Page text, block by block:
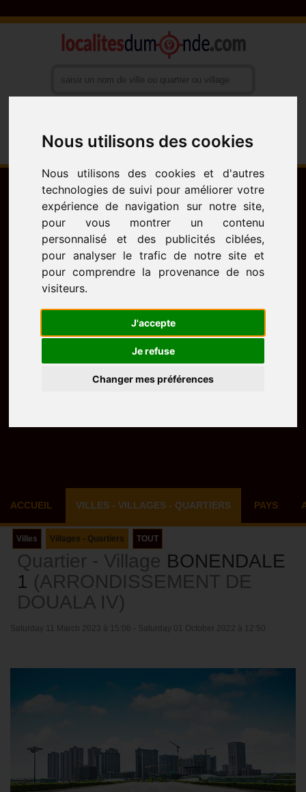
Nous utilisons des cookies
Nous utilisons des cookies et d'autres
technologies de suivi pour améliorer votre
expérience de navigation sur notre site,
pour vous montrer un contenu
personnalisé et des publicités ciblées,
pour analyser le trafic de notre site et
pour comprendre la provenance de nos
visiteurs.
J'accepte
Je refuse
Changer mes préférences
Français English Español
ACCUEIL VILLES - VILLAGES - QUARTIERS PAYS
Villes Villages - Quartiers TOUT
Quartier - Village BONENDALE
1 (ARRONDISSEMENT DE
DOUALA IV)
Saturday 11 March 2023 à 15:06 - Saturday 01 October 2022 à 12:50